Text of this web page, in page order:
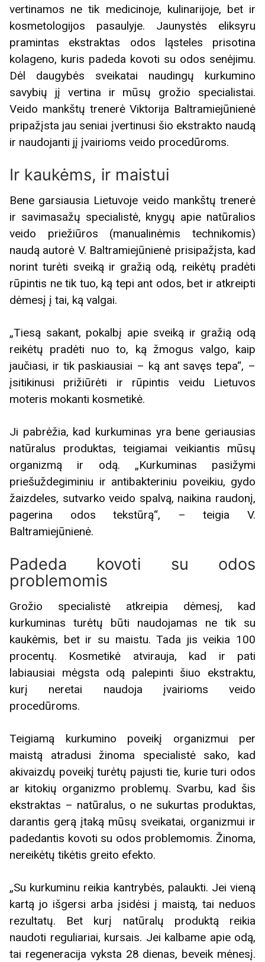
vertinamos ne tik medicinoje, kulinarijoje, bet ir
kosmetologijos pasaulyje. Jaunystės eliksyru
pramintas ekstraktas odos ląsteles prisotina
kolageno, kuris padeda kovoti su odos senėjimu.
Dėl daugybės sveikatai naudingų kurkumino
savybių jį vertina ir mūsų grožio specialistai.
Veido mankštų trenerė Viktorija Baltramiejūnienė
pripažįsta jau seniai įvertinusi šio ekstrakto naudą
ir naudojanti jį įvairioms veido procedūroms.
Ir kaukėms, ir maistui
Bene garsiausia Lietuvoje veido mankštų trenerė
ir savimasažų specialistė, knygų apie natūralios
veido priežiūros (manualinėmis technikomis)
naudą autorė V. Baltramiejūnienė prisipažįsta, kad
norint turėti sveiką ir gražią odą, reikėtų pradėti
rūpintis ne tik tuo, ką tepi ant odos, bet ir atkreipti
dėmesį į tai, ką valgai.
„Tiesą sakant, pokalbį apie sveiką ir gražią odą
reikėtų pradėti nuo to, ką žmogus valgo, kaip
jaučiasi, ir tik paskiausiai – ką ant savęs tepa“, –
įsitikinusi prižiūrėti ir rūpintis veidu Lietuvos
moteris mokanti kosmetikė.
Ji pabrėžia, kad kurkuminas yra bene geriausias
natūralus produktas, teigiamai veikiantis mūsų
organizmą ir odą. „Kurkuminas pasižymi
priešuždegiminiu ir antibakteriniu poveikiu, gydo
žaizdeles, sutvarko veido spalvą, naikina raudonį,
pagerina odos tekstūrą“, – teigia V.
Baltramiejūnienė.
Padeda kovoti su odos
problemomis
Grožio specialistė atkreipia dėmesį, kad
kurkuminas turėtų būti naudojamas ne tik su
kaukėmis, bet ir su maistu. Tada jis veikia 100
procentų. Kosmetikė atvirauja, kad ir pati
labiausiai mėgsta odą palepinti šiuo ekstraktu,
kurį neretai naudoja įvairioms veido
procedūroms.
Teigiamą kurkumino poveikį organizmui per
maistą atradusi žinoma specialistė sako, kad
akivaizdų poveikį turėtų pajusti tie, kurie turi odos
ar kitokių organizmo problemų. Svarbu, kad šis
ekstraktas – natūralus, o ne sukurtas produktas,
darantis gerą įtaką mūsų sveikatai, organizmui ir
padedantis kovoti su odos problemomis. Žinoma,
nereikėtų tikėtis greito efekto.
„Su kurkuminu reikia kantrybės, palaukti. Jei vieną
kartą jo išgersi arba įsidėsi į maistą, tai neduos
rezultatų. Bet kurį natūralų produktą reikia
naudoti reguliariai, kursais. Jei kalbame apie odą,
tai regeneracija vyksta 28 dienas, beveik mėnesį.